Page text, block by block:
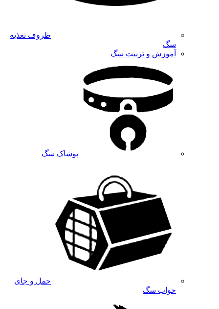
ظروف تغذیه
سگ
آموزش و تربیت سگ
پوشاک سگ
حمل و جای
خواب سگ